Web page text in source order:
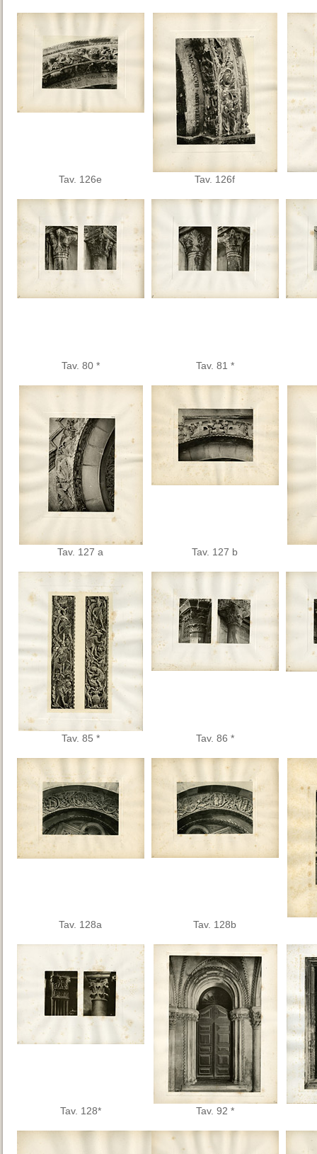
Tav. 126e Tav. 126f
Tav. 80 * Tav. 81 *
Tav. 127 a Tav. 127 b
Tav. 85 * Tav. 86 *
Tav. 128a Tav. 128b
Tav. 128* Tav. 92 *